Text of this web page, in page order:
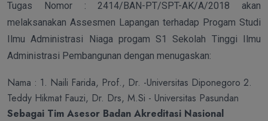
Tugas Nomor : 2414/BAN-PT/SPT-AK/A/2018 akan
melaksanakan Assesmen Lapangan terhadap Progam Studi
Ilmu Administrasi Niaga progam S1 Sekolah Tinggi Ilmu
Administrasi Pembangunan dengan menugaskan:
Nama : 1. Naili Farida, Prof., Dr. -Universitas Diponegoro 2.
Teddy Hikmat Fauzi, Dr. Drs, M.Si - Universitas Pasundan
Sebagai Tim Asesor Badan Akreditasi Nasional